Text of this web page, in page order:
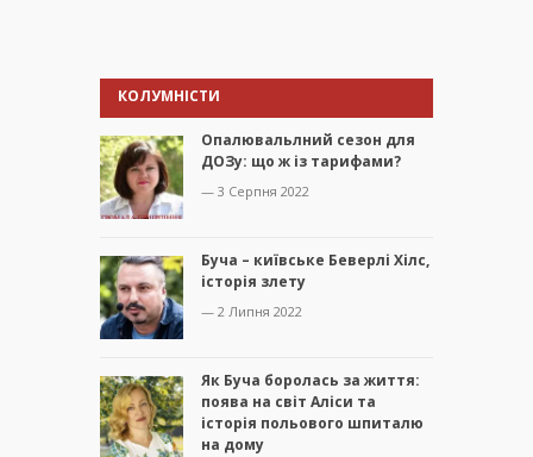
КОЛУМНІСТИ
Опалювальлний сезон для
ДОЗу: що ж із тарифами?
— 3 Серпня 2022
Буча – київське Беверлі Хілс,
історія злету
— 2 Липня 2022
Як Буча боролась за життя:
поява на світ Аліси та
історія польового шпиталю
на дому